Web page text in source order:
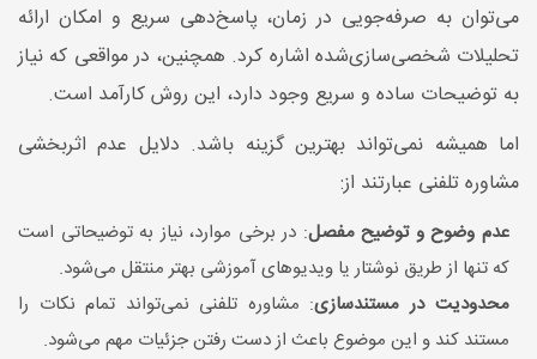
می‌توان به صرفه‌جویی در زمان، پاسخ‌دهی سریع و امکان ارائه
تحلیلات شخصی‌سازی‌شده اشاره کرد. همچنین، در مواقعی که نیاز
به توضیحات ساده و سریع وجود دارد، این روش کارآمد است.
اما همیشه نمی‌تواند بهترین گزینه باشد. دلایل عدم اثربخشی
مشاوره تلفنی عبارتند از:
عدم وضوح و توضیح مفصل: در برخی موارد، نیاز به توضیحاتی است
که تنها از طریق نوشتار یا ویدیوهای آموزشی بهتر منتقل می‌شود.
محدودیت در مستندسازی: مشاوره تلفنی نمی‌تواند تمام نکات را
مستند کند و این موضوع باعث از دست رفتن جزئیات مهم می‌شود.